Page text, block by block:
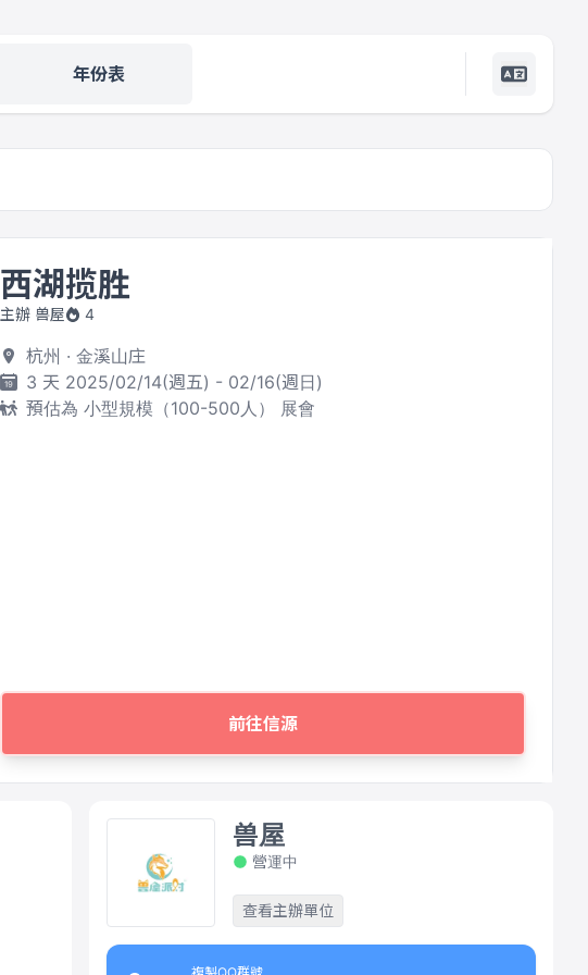
年份表
西湖揽胜
主辦 兽屋 4
杭州 · 金溪山庄
3 天 2025/02/14(週五) - 02/16(週日)
預估為 小型規模（100-500人） 展會
前往信源
兽屋
營運中
查看主辦單位